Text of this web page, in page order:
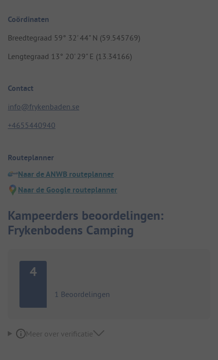
Coördinaten
Breedtegraad 59° 32' 44" N (59.545769)
Lengtegraad 13° 20' 29" E (13.34166)
Contact
info@frykenbaden.se
+4655440940
Routeplanner
Naar de ANWB routeplanner
Naar de Google routeplanner
Kampeerders beoordelingen:
Frykenbodens Camping
4
1 Beoordelingen
Meer over verificatie